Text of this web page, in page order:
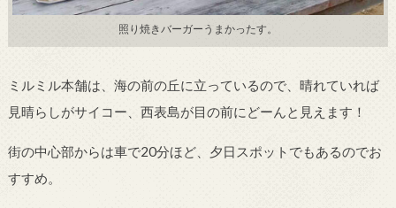
照り焼きバーガーうまかったす。
ミルミル本舗は、海の前の丘に立っているので、晴れていれば
見晴らしがサイコー、西表島が目の前にどーんと見えます！
街の中心部からは車で20分ほど、夕日スポットでもあるのでお
すすめ。